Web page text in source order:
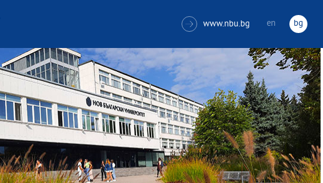
 www.nbu.bg en bg